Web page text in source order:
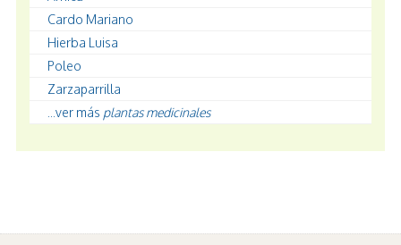
Cardo Mariano
Hierba Luisa
Poleo
Zarzaparrilla
...ver más plantas medicinales